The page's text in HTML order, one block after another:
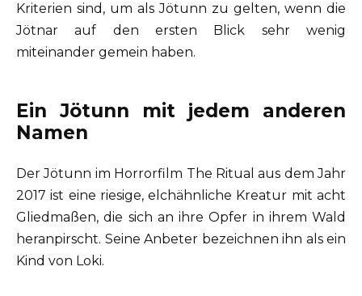
Kriterien sind, um als Jötunn zu gelten, wenn die
Jötnar auf den ersten Blick sehr wenig
miteinander gemein haben.
Ein Jötunn mit jedem anderen
Namen
Der Jötunn im Horrorfilm The Ritual aus dem Jahr
2017 ist eine riesige, elchähnliche Kreatur mit acht
Gliedmaßen, die sich an ihre Opfer in ihrem Wald
heranpirscht. Seine Anbeter bezeichnen ihn als ein
Kind von Loki.